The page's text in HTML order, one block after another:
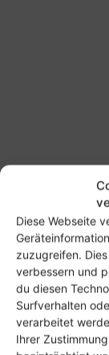
Diese Webseite
zuzugreifen.
verbessern und
du diesen
Surfverhalten
verarbeitet
Ihrer